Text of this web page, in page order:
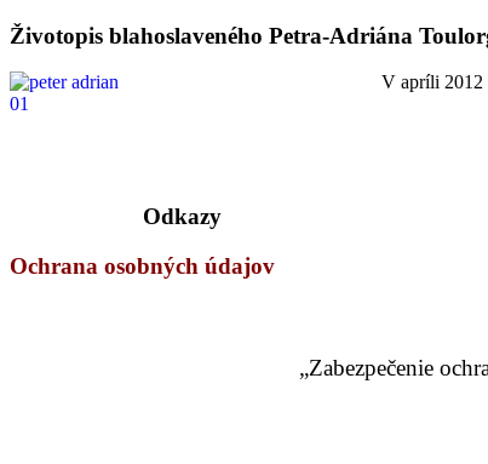
Životopis blahoslaveného Petra-Adriána
V apríli 2012
Odkazy
Ochrana osobných údajov
„Zabezpečenie